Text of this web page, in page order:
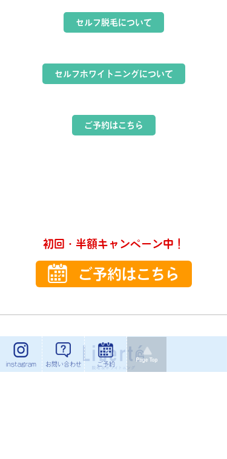
instagram お問い合わせ ご予約
セルフ脱毛について
セルフホワイトニングについて
ご予約はこちら
初回・半額キャンペーン中！
ご予約はこちら